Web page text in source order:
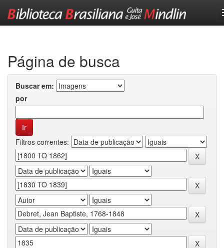
Página de busca
Buscar em:
por
Filtros correntes: